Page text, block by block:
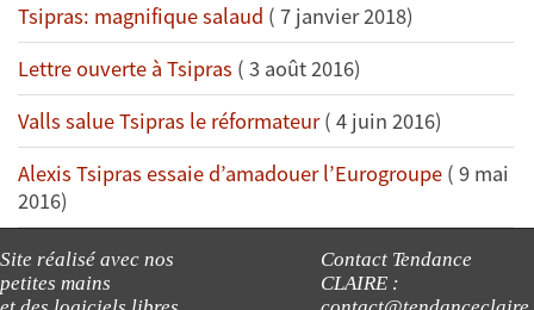
Tsipras: magnifique salaud ( 7 janvier 2018)
Lettre ouverte à Tsipras ( 3 août 2016)
Valls salue Tsipras le réformateur( 4 juin 2016)
Alexis Tsipras essaie d’amadouer l’Eurogroupe ( 9 mai
2016)
Site réalisé avec nos
petites mains
Contact Tendance
CLAIRE :